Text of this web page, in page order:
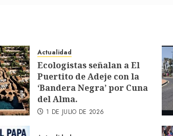
Actualidad
Ecologistas señalan a El
Puertito de Adeje con la
‘Bandera Negra’ por Cuna
del Alma.
1 DE JULIO DE 2026